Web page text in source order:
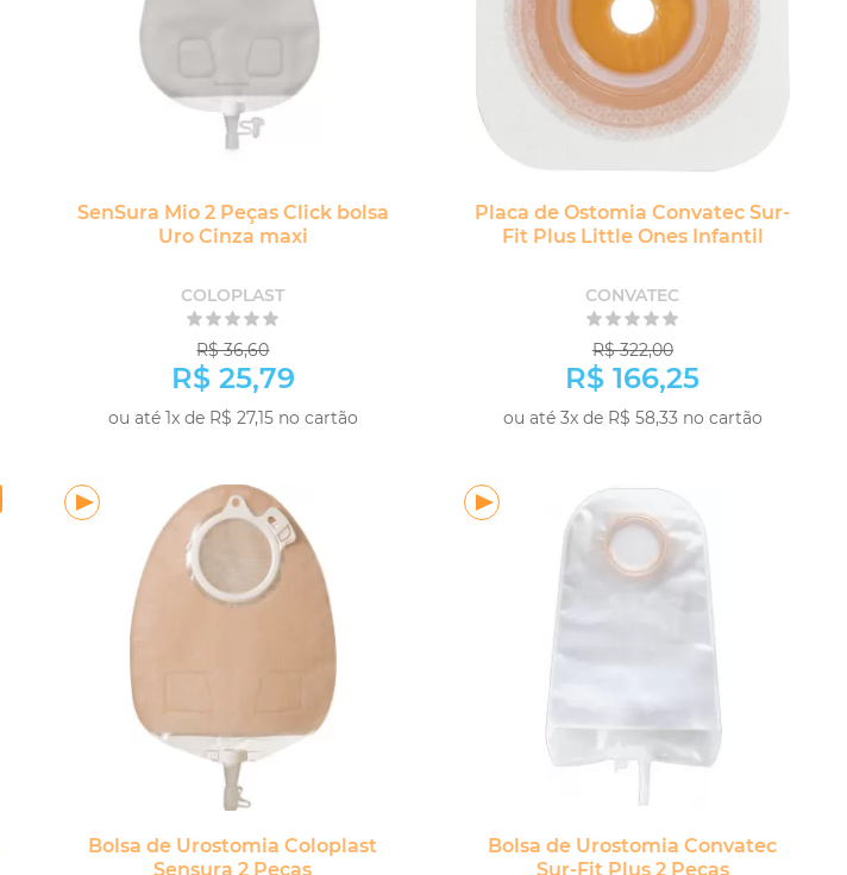
SenSura Mio 2 Peças Click bolsa
Uro Cinza maxi
COLOPLAST
R$ 36,60
R$ 25,79
ou até 1x de R$ 27,15 no cartão
Placa de Ostomia Convatec Sur-
Fit Plus Little Ones Infantil
CONVATEC
R$ 322,00
R$ 166,25
ou até 3x de R$ 58,33 no cartão
Bolsa de Urostomia Coloplast
Sensura 2 Peças
Bolsa de Urostomia Convatec
Sur-Fit Plus 2 Peças